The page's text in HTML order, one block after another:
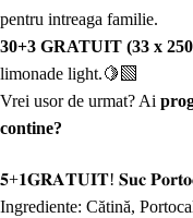
pentru intreaga familie.
30+3 GRATUIT (33 x
limonade light.🍋‍🟩
Vrei usor de urmat? Ai
contine?
𝟓+𝟏𝐆𝐑𝐀𝐓𝐔𝐈𝐓! 𝐒𝐮𝐜
Ingrediente: Cătină,